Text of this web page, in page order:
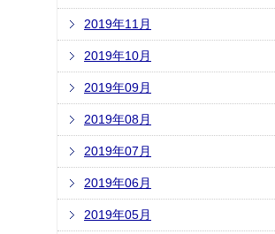
2019年11月
2019年10月
2019年09月
2019年08月
2019年07月
2019年06月
2019年05月